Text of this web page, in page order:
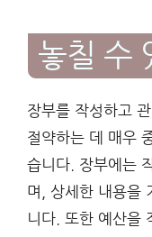
놓칠 수
장부를 작성하고
절약하는 데 매우
습니다. 장부에는
며, 상세한 내용을
니다. 또한 예산을